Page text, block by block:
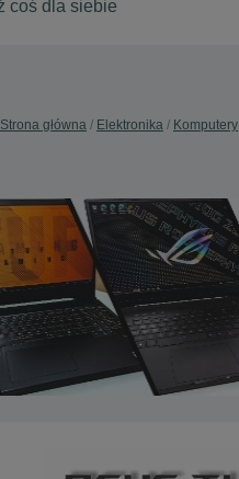
Strona główna Elektronika Komputery